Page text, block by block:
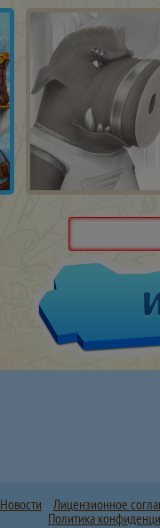
Новости
Лицензионное
Политика